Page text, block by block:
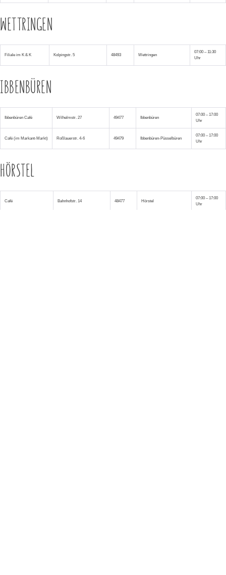
WETTRINGEN
Filiale im K & K Kolpingstr. 5 48493 Wettringen
07:00 – 11:30
Uhr
IBBENBÜREN
Ibbenbüren Café Wilhelmstr. 27 49477 Ibbenbüren
07:00 – 17:00
Uhr
Café (im Markant-Markt) Roßlauerstr. 4-6 49479 Ibbenbüren-Püsselbüren
07:00 – 17:00
Uhr
HÖRSTEL
Café Bahnhofstr. 14 48477 Hörstel
07:00 – 17:00
Uhr